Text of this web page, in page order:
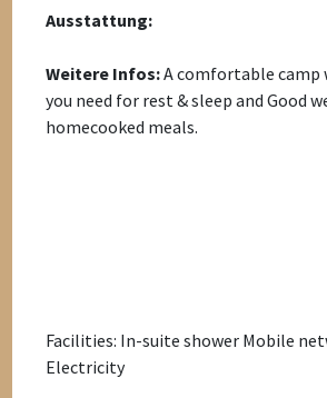
Ausstattung:
Weitere Infos:A comfortable camp
you need for rest & sleep and Good
homecooked meals.
Facilities: In-suite shower Mobile
Electricity